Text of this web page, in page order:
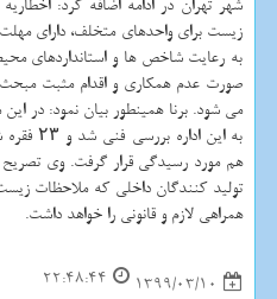
شهر تهران در ادامه اضافه کرد:
زیست برای واحدهای متخلف، دارای
به رعایت شاخص ها و استانداردهای
صورت عدم همکاری و اقدام مثبت
به این
هم مورد رسیدگی قرار گرفت. وی تصریح
تولید کنندگان داخلی که ملاحظات
همراهی لازم و قانونی را خواهد داشت.
1399/03/10
22:48:44